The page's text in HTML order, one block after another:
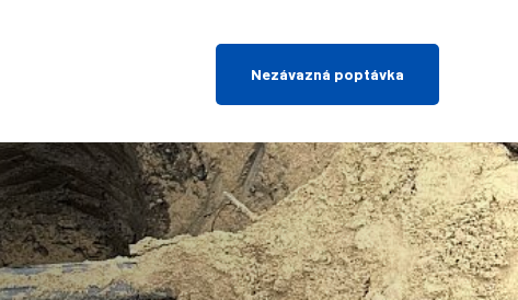
Nezávazná poptávka